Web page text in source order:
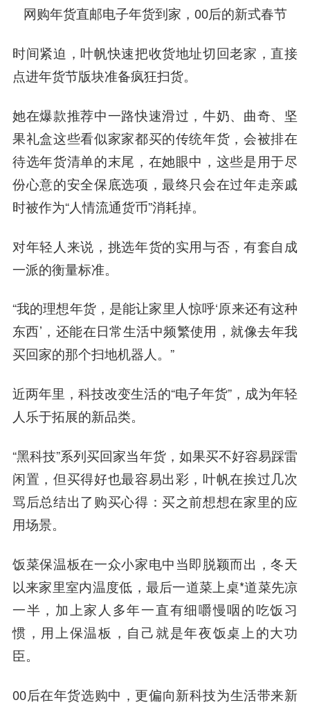
网购年货直邮电子年货到家，00后的新式春节
时间紧迫，叶帆快速把收货地址切回老家，直接
点进年货节版块准备疯狂扫货。
她在爆款推荐中一路快速滑过，牛奶、曲奇、坚
果礼盒这些看似家家都买的传统年货，会被排在
待选年货清单的末尾，在她眼中，这些是用于尽
份心意的安全保底选项，最终只会在过年走亲戚
时被作为“人情流通货币”消耗掉。
对年轻人来说，挑选年货的实用与否，有套自成
一派的衡量标准。
“我的理想年货，是能让家里人惊呼‘原来还有这种
东西’，还能在日常生活中频繁使用，就像去年我
买回家的那个扫地机器人。”
近两年里，科技改变生活的“电子年货”，成为年轻
人乐于拓展的新品类。
“黑科技”系列买回家当年货，如果买不好容易踩雷
闲置，但买得好也最容易出彩，叶帆在挨过几次
骂后总结出了购买心得：买之前想想在家里的应
用场景。
饭菜保温板在一众小家电中当即脱颖而出，冬天
以来家里室内温度低，最后一道菜上桌*道菜先凉
一半，加上家人多年一直有细嚼慢咽的吃饭习
惯，用上保温板，自己就是年夜饭桌上的大功
臣。
00后在年货选购中，更偏向新科技为生活带来新